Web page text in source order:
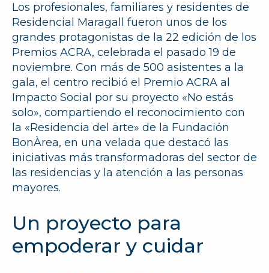
Los profesionales, familiares y residentes de
Residencial Maragall fueron unos de los
grandes protagonistas de la 22 edición de los
Premios ACRA, celebrada el pasado 19 de
noviembre. Con más de 500 asistentes a la
gala, el centro recibió el Premio ACRA al
Impacto Social por su proyecto «No estás
solo», compartiendo el reconocimiento con
la «Residencia del arte» de la Fundación
BonÀrea, en una velada que destacó las
iniciativas más transformadoras del sector de
las residencias y la atención a las personas
mayores.
Un proyecto para
empoderar y cuidar